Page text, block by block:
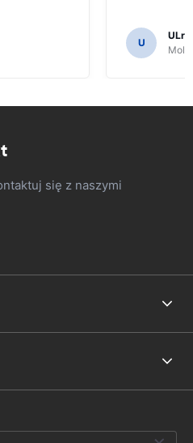
U
się z naszymi